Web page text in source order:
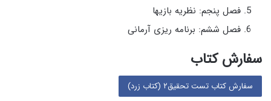
فصل پنجم: نظریه بازیها
فصل ششم: برنامه ریزی آرمانی
سفارش کتاب
سفارش کتاب تست تحقیق۲ (کتاب زرد)